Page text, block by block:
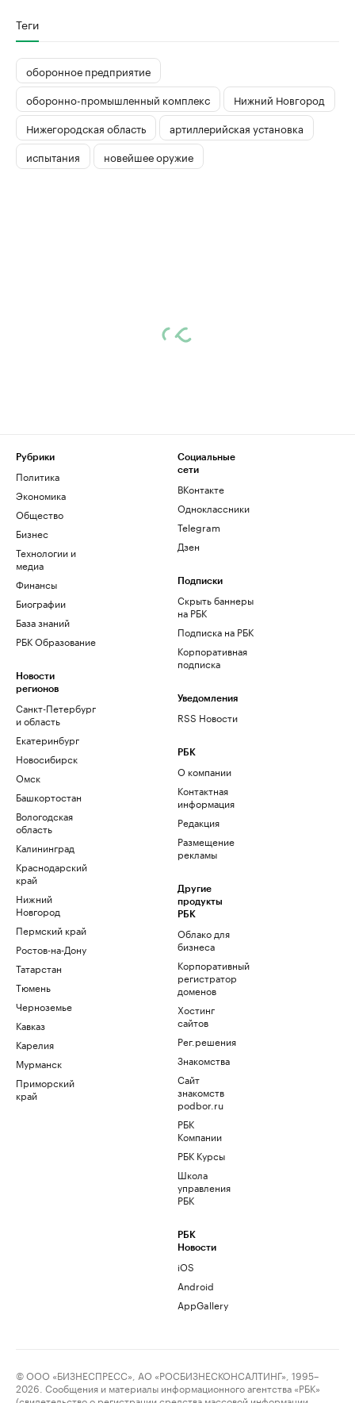
Теги
оборонное предприятие
оборонно-промышленный комплекс
Нижний Новгород
Нижегородская область
артиллерийская установка
испытания
новейшее оружие
Рубрики
Политика
Экономика
Общество
Бизнес
Технологии и
медиа
Финансы
Биографии
База знаний
РБК Образование
Новости
регионов
Санкт-Петербург
и область
Екатеринбург
Новосибирск
Омск
Башкортостан
Вологодская
область
Калининград
Краснодарский
край
Нижний
Новгород
Пермский край
Ростов-на-Дону
Татарстан
Тюмень
Черноземье
Кавказ
Карелия
Мурманск
Приморский
край
Социальные
сети
ВКонтакте
Одноклассники
Telegram
Дзен
Подписки
Скрыть баннеры
на РБК
Подписка на РБК
Корпоративная
подписка
Уведомления
RSS Новости
РБК
О компании
Контактная
информация
Редакция
Размещение
рекламы
Другие
продукты
РБК
Облако для
бизнеса
Корпоративный
регистратор
доменов
Хостинг
сайтов
Рег.решения
Знакомства
Сайт
знакомств
podbor.ru
РБК
Компании
РБК Курсы
Школа
управления
РБК
РБК
Новости
iOS
Android
AppGallery
© ООО «БИЗНЕСПРЕСС», АО «РОСБИЗНЕСКОНСАЛТИНГ», 1995–
2026. Сообщения и материалы информационного агентства «РБК»